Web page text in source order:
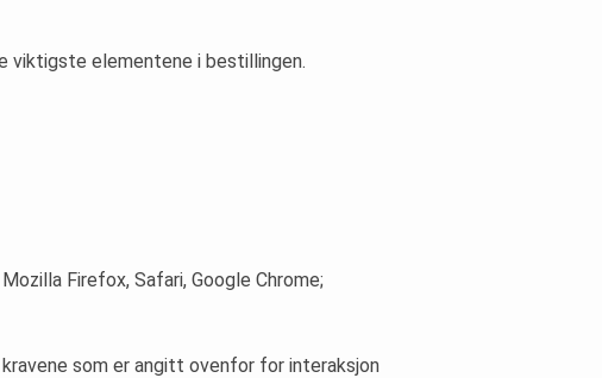
viktigste elementene i bestillingen.
Firefox, Safari, Google Chrome;
som er angitt ovenfor for interaksjon